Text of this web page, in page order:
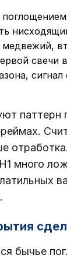
свечи
сигнал
паттерн
много
бычье